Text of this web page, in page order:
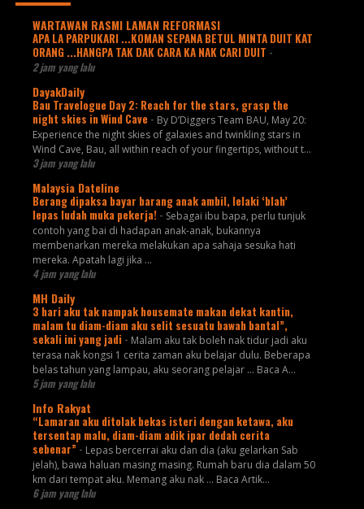
WARTAWAN RASMI LAMAN REFORMASI
APA LA PARPUKARI ...KOMAN SEPANA BETUL MINTA DUIT KAT
ORANG ...HANGPA TAK DAK CARA KA NAK CARI DUIT -
2 jam yang lalu
DayakDaily
Bau Travelogue Day 2: Reach for the stars, grasp the
night skies in Wind Cave - By D’Diggers Team BAU, May 20:
Experience the night skies of galaxies and twinkling stars in
Wind Cave, Bau, all within reach of your fingertips, without t...
3 jam yang lalu
Malaysia Dateline
Berang dipaksa bayar barang anak ambil, lelaki ‘blah’
lepas ludah muka pekerja! - Sebagai ibu bapa, perlu tunjuk
contoh yang bai di hadapan anak-anak, bukannya
membenarkan mereka melakukan apa sahaja sesuka hati
mereka. Apatah lagi jika ...
4 jam yang lalu
MH Daily
3 hari aku tak nampak housemate makan dekat kantin,
malam tu diam-diam aku selit sesuatu bawah bantal”,
sekali ini yang jadi - Malam aku tak boleh nak tidur jadi aku
terasa nak kongsi 1 cerita zaman aku belajar dulu. Beberapa
belas tahun yang lampau, aku seorang pelajar ... Baca A...
5 jam yang lalu
Info Rakyat
“Lamaran aku ditolak bekas isteri dengan ketawa, aku
tersentap malu, diam-diam adik ipar dedah cerita
sebenar” - Lepas bercerrai aku dan dia (aku gelarkan Sab
jelah), bawa haluan masing masing. Rumah baru dia dalam 50
km dari tempat aku. Memang aku nak ... Baca Artik...
6 jam yang lalu